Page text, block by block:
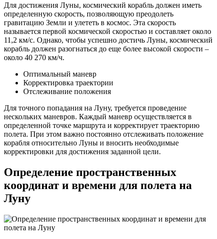
Для достижения Луны, космический корабль должен иметь
определенную скорость, позволяющую преодолеть
гравитацию Земли и улететь в космос. Эта скорость
называется первой космической скоростью и составляет около
11,2 км/с. Однако, чтобы успешно достичь Луны, космический
корабль должен разогнаться до еще более высокой скорости –
около 40 270 км/ч.
Оптимальный маневр
Корректировка траектории
Отслеживание положения
Для точного попадания на Луну, требуется проведение
нескольких маневров. Каждый маневр осуществляется в
определенной точке маршрута и корректирует траекторию
полета. При этом важно постоянно отслеживать положение
корабля относительно Луны и вносить необходимые
корректировки для достижения заданной цели.
Определение пространственных
координат и времени для полета на
Луну